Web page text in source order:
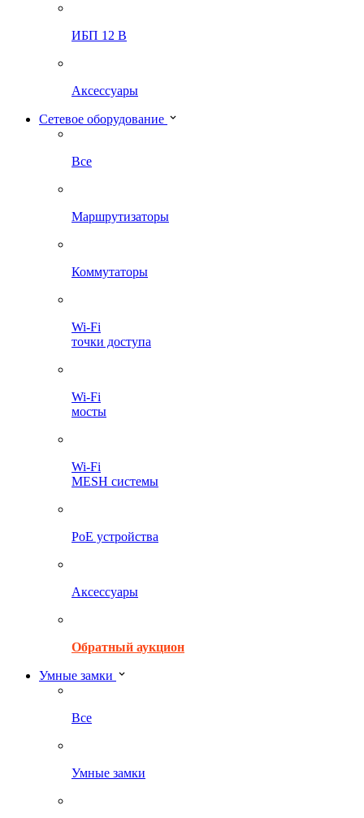
ИБП 12 В
Аксессуары
Сетевое оборудование
Все
Маршрутизаторы
Коммутаторы
Wi-Fi
точки доступа
Wi-Fi
мосты
Wi-Fi
MESH системы
PoE устройства
Аксессуары
Обратный аукцион
Умные замки
Все
Умные замки